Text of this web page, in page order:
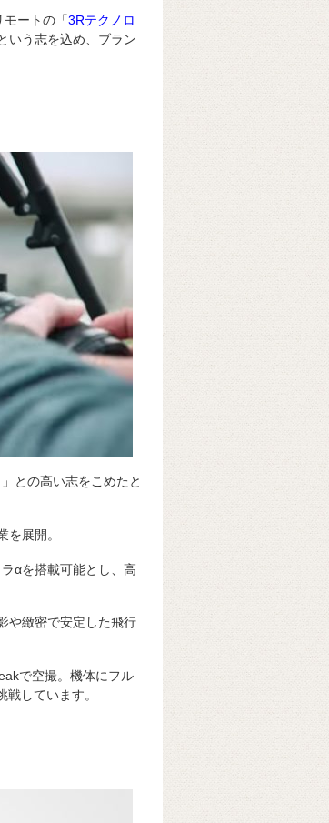
ートの「3Rテクノロ
いう志を込め、ブラン
」との高い志をこめたと
展開。
αを搭載可能とし、高
や緻密で安定した飛行
で空撮。機体にフル
しています。